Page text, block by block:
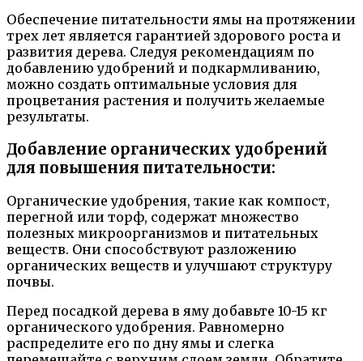
Обеспечение питательности ямы на протяжении
трех лет является гарантией здорового роста и
развития дерева. Следуя рекомендациям по
добавлению удобрений и подкармливанию,
можно создать оптимальные условия для
процветания растения и получить желаемые
результаты.
Добавление органических удобрений
для повышения питательности:
Органические удобрения, такие как компост,
перегной или торф, содержат множество
полезных микроорганизмов и питательных
веществ. Они способствуют разложению
органических веществ и улучшают структуру
почвы.
Перед посадкой дерева в яму добавьте 10-15 кг
органического удобрения. Равномерно
распределите его по дну ямы и слегка